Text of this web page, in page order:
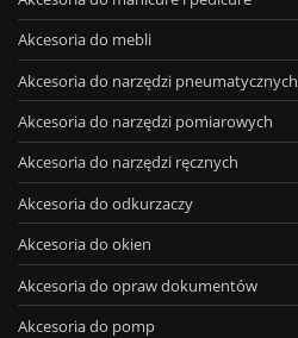
Akcesoria do mebli
Akcesoria do narzędzi pneumatycznych
Akcesoria do narzędzi pomiarowych
Akcesoria do narzędzi ręcznych
Akcesoria do odkurzaczy
Akcesoria do okien
Akcesoria do opraw dokumentów
Akcesoria do pomp